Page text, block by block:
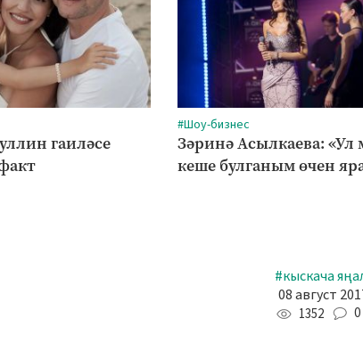
гаиләсе
#Шоу-бизнес
Зәринә Асылкаева: «Ул
кеше булганым өчен
#кыскача
08 август
1352 0